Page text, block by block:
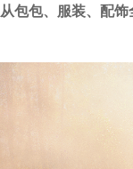
从包包、服装、配